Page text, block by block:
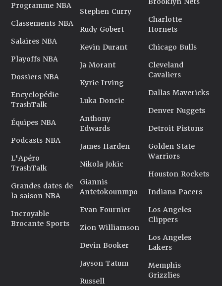
Programme NBA
Classements NBA
Salaires NBA
Playoffs NBA
Dossiers NBA
Encyclopédie
TrashTalk
Équipes NBA
Podcasts NBA
L'Apéro
TrashTalk
Grandes dates de
la saison NBA
Incroyable
Brocante Sports
Stephen Curry
Rudy Gobert
Kevin Durant
Ja Morant
Kyrie Irving
Luka Doncic
Anthony
Edwards
James Harden
Nikola Jokic
Giannis
Antetokounmpo
Evan Fournier
Zion Williamson
Devin Booker
Jayson Tatum
Russell
Charlotte
Hornets
Chicago Bulls
Cleveland
Cavaliers
Dallas Mavericks
Denver Nuggets
Detroit Pistons
Golden State
Warriors
Houston Rockets
Indiana Pacers
Los Angeles
Clippers
Los Angeles
Lakers
Memphis
Grizzlies